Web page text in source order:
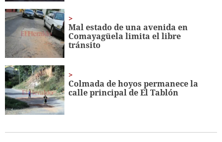
Mal estado de una avenida en
Comayagüela limita el libre
tránsito
Colmada de hoyos permanece la
calle principal de El Tablón